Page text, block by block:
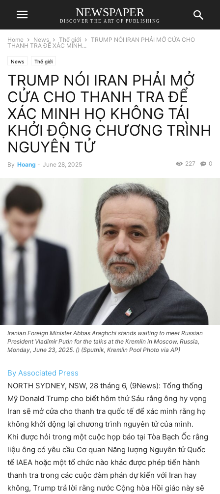
NEWSPAPER
DISCOVER THE ART OF PUBLISHING
Home News Thế giới
TRUMP NÓI IRAN PHẢI MỞ CỬA CHO
THANH TRA ĐỂ XÁC MINH...
News Thế giới
TRUMP NÓI IRAN PHẢI MỞ
CỬA CHO THANH TRA ĐỂ
XÁC MINH HỌ KHÔNG TÁI
KHỞI ĐỘNG CHƯƠNG TRÌNH
NGUYÊN TỬ
By Hoang - June 28, 2025 0
227
Iranian Foreign Minister Abbas Araghchi stands waiting to meet Russian
President Vladimir Putin for the talks at the Kremlin in Moscow, Russia,
Monday, June 23, 2025. () (Sputnik, Kremlin Pool Photo via AP)
By Associated Press
NORTH SYDNEY, NSW, 28 tháng 6, (9News): Tổng thống
Mỹ Donald Trump cho biết hôm thứ Sáu rằng ông hy vọng
Iran sẽ mở cửa cho thanh tra quốc tế để xác minh rằng họ
không khởi động lại chương trình nguyên tử của mình.
Khi được hỏi trong một cuộc họp báo tại Tòa Bạch Ốc rằng
liệu ông có yêu cầu Cơ quan Năng lượng Nguyên tử Quốc
tế IAEA hoặc một tổ chức nào khác được phép tiến hành
thanh tra trong các cuộc đàm phán dự kiến ​​với Iran hay
không, Trump trả lời rằng nước Cộng hòa Hồi giáo này sẽ